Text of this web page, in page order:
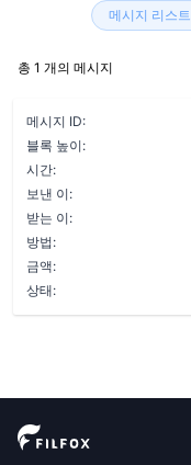
메시지 리스트
총 1 개의 메시지
메시지 ID:
블록 높이:
시간:
보낸 이:
받는 이:
방법:
금액:
상태: